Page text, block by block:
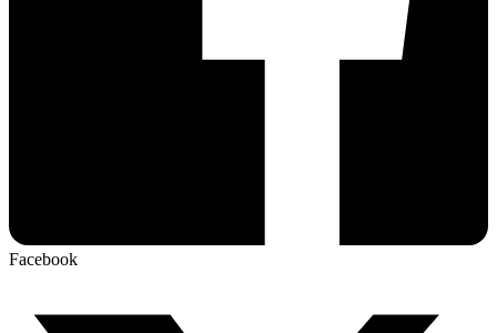
Facebook